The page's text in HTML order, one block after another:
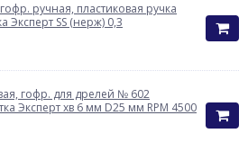
ручная, пластиковая ручка
Эксперт SS (нерж) 0,3
гофр. для дрелей № 602
Эксперт хв 6 мм D25 мм RPM 4500